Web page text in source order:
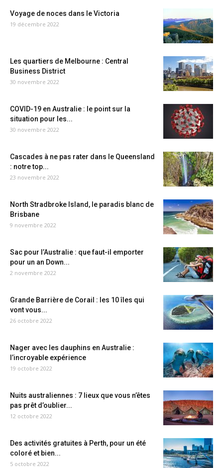
Voyage de noces dans le Victoria
19 décembre 2022
Les quartiers de Melbourne : Central
Business District
30 novembre 2022
COVID-19 en Australie : le point sur la
situation pour les...
30 novembre 2022
Cascades à ne pas rater dans le Queensland
: notre top...
23 novembre 2022
North Stradbroke Island, le paradis blanc de
Brisbane
9 novembre 2022
Sac pour l’Australie : que faut-il emporter
pour un an Down...
2 novembre 2022
Grande Barrière de Corail : les 10 îles qui
vont vous...
26 octobre 2022
Nager avec les dauphins en Australie :
l’incroyable expérience
19 octobre 2022
Nuits australiennes : 7 lieux que vous n’êtes
pas prêt d’oublier...
12 octobre 2022
Des activités gratuites à Perth, pour un été
coloré et bien...
5 octobre 2022